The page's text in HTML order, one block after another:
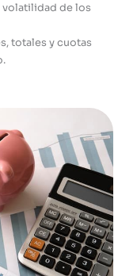
de los
totales y cuotas